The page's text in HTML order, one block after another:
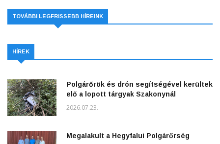
TOVÁBBI LEGFRISSEBB HÍREINK
HÍREK
Polgárőrök és drón segítségével kerültek
elő a lopott tárgyak Szakonynál
2026.07.23.
Megalakult a Hegyfalui Polgárőrség